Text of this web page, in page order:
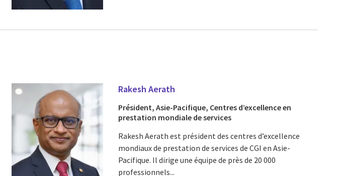
Rakesh Aerath
Président, Asie-Pacifique, Centres d’excellence en
prestation mondiale de services
Rakesh Aerath est président des centres d’excellence
mondiaux de prestation de services de CGI en Asie-
Pacifique. Il dirige une équipe de près de 20 000
professionnels...